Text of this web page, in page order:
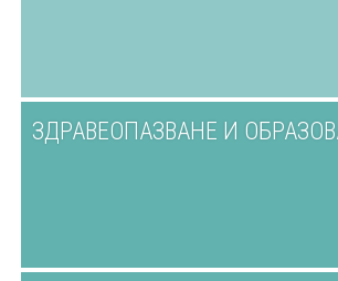
ЗДРАВЕОПАЗВАНЕ И